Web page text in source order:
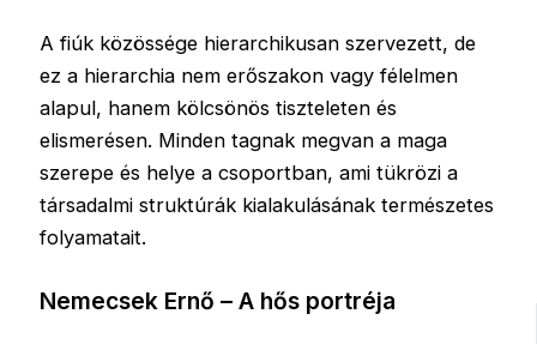
A fiúk közössége hierarchikusan szervezett, de
ez a hierarchia nem erőszakon vagy félelmen
alapul, hanem kölcsönös tiszteleten és
elismerésen. Minden tagnak megvan a maga
szerepe és helye a csoportban, ami tükrözi a
társadalmi struktúrák kialakulásának természetes
folyamatait.
Nemecsek Ernő – A hős portréja